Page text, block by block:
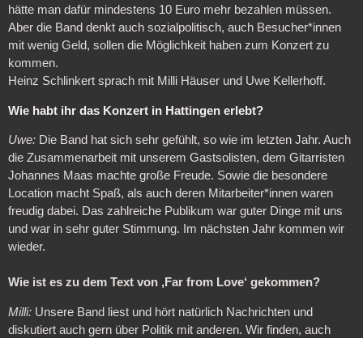
hätte man dafür mindestens 10 Euro mehr bezahlen müssen.
Aber die Band denkt auch sozialpolitisch, auch Besucher*innen
mit wenig Geld, sollen die Möglichkeit haben zum Konzert zu
kommen.
Heinz Schlinkert sprach mit Milli Häuser und Uwe Kellerhoff.
Wie habt ihr das Konzert in Hattingen erlebt?
Uwe:Die Band hat sich sehr gefühlt, so wie im letzten Jahr. Auch
die Zusammenarbeit mit unserem Gastsolisten, dem Gitarristen
Johannes Maas machte große Freude. Sowie die besondere
Location macht Spaß, als auch deren Mitarbeiter*innen waren
freudig dabei. Das zahlreiche Publikum war guter Dinge mit uns
und war in sehr guter Stimmung. Im nächsten Jahr kommen wir
wieder.
Wie ist es zu dem Text von ‚Far from Love‘ gekommen?
Milli:Unsere Band liest und hört natürlich Nachrichten und
diskutiert auch gern über Politik mit anderen. Wir finden, auch